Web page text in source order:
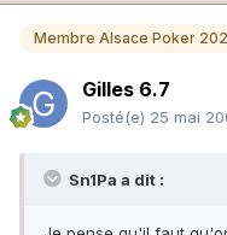
Membre Alsace Poker
Gilles 6.7
Posté(e) 25 mai
Sn1Pa a dit :